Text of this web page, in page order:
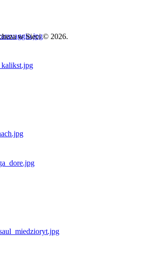
w Sieci © 2026.